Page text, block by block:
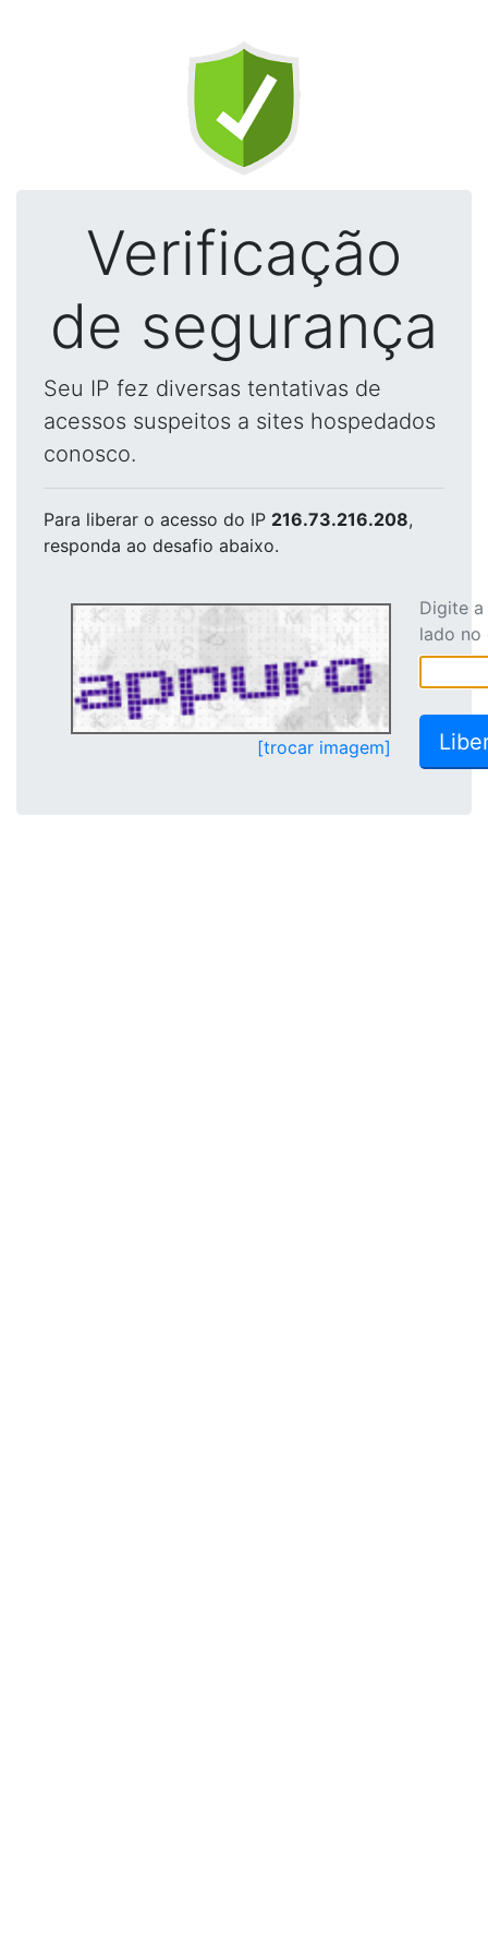
Verificação
de segurança
Seu IP fez diversas tentativas de
acessos suspeitos a sites hospedados
conosco.
Para liberar o acesso do IP 216.73.216.208,
responda ao desafio abaixo.
[trocar imagem]
Digite
lado no